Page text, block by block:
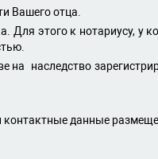
Вашего отца.
этого к нотариусу, у
наследство
контактные данные